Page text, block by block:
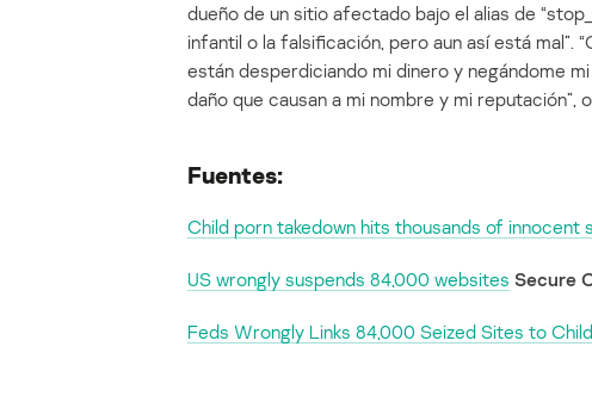
dueño de un sitio afectado bajo el alias de
infantil o la falsificación, pero aun así está mal”.
están desperdiciando mi dinero y negándome
daño que causan a mi nombre y mi reputación”,
Fuentes:
Child porn takedown hits thousands of innocent
US wrongly suspends 84,000 websites Secure
Feds Wrongly Links 84,000 Seized Sites to